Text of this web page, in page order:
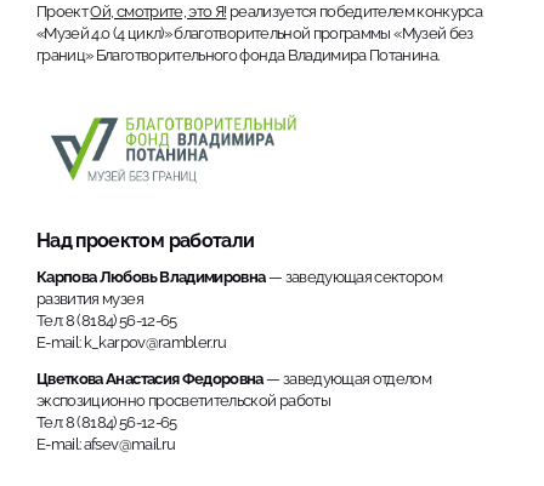
ПроектОй, смотрите, это Я! реализуется победителем конкурса
«Музей 4.0 (4 цикл)» благотворительной программы «Музей без
границ» Благотворительного фонда Владимира Потанина.
Над проектом работали
Карпова Любовь Владимировна— заведующая сектором
развития музея
Тел: 8 (8184) 56-12-65
E-mail: k_karpov@rambler.ru
Цветкова Анастасия Федоровна— заведующая отделом
экспозиционно просветительской работы
Тел: 8 (8184) 56-12-65
E-mail: afsev@mail.ru